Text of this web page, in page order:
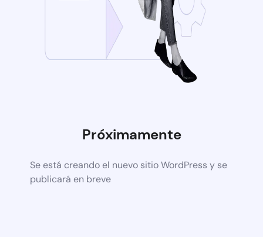
Próximamente
Se está creando el nuevo sitio WordPress y se
publicará en breve